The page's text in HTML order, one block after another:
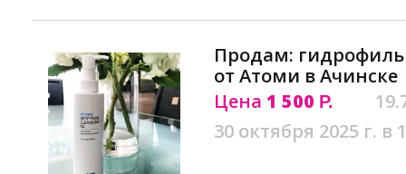
Продам:
от Атоми в Ачинске
Цена 1 500 Р.
30 октября 2025 г. в